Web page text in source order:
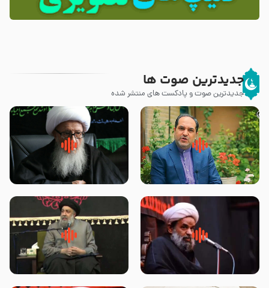
جدیدترین صوت ها
جدیدترین صوت و پادکست های منتشر شده
پیامبر صلی الله علیه وآله و سلم
فرمودند وای بر بچه های آخر
زوّار اربعین امام حسین (علیه
السلام) با این اشتیاق به زیارت
روضه جانسوز پاره های جگر امام
حسن مجتبی علیه السلام-حجت
لقب حضرت رقیه سلام الله علیها به
چه معناست – حجت الاسلام علوی